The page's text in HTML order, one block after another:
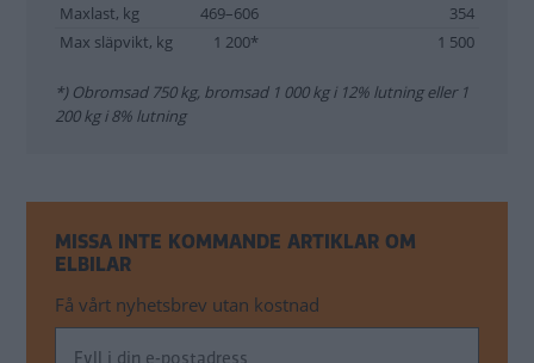
Maxlast, kg
469–606
354
Max släpvikt, kg
1 200* 1 500
*) Obromsad 750 kg, bromsad 1 000 kg i 12% lutning eller 1
200 kg i 8% lutning
MISSA INTE KOMMANDE ARTIKLAR OM
ELBILAR
Få vårt nyhetsbrev utan kostnad